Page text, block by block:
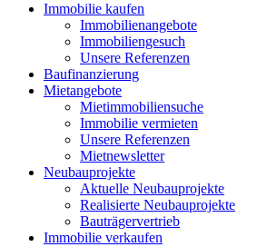
Immobilie kaufen
Immobilienangebote
Immobiliengesuch
Unsere Referenzen
Baufinanzierung
Mietangebote
Mietimmobiliensuche
Immobilie vermieten
Unsere Referenzen
Mietnewsletter
Neubauprojekte
Aktuelle Neubauprojekte
Realisierte Neubauprojekte
Bauträgervertrieb
Immobilie verkaufen